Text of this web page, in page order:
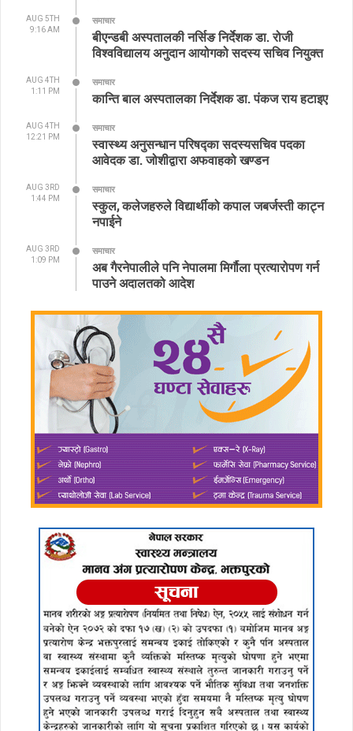
AUG 5TH
9:16 AM
समाचार
बीएन्डबी अस्पतालकी नर्सिङ निर्देशक डा. रोजी
विश्वविद्यालय अनुदान आयोगको सदस्य सचिव नियुक्त
AUG 4TH
1:11 PM
समाचार
कान्ति बाल अस्पतालका निर्देशक डा. पंकज राय हटाइए
AUG 4TH
12:21 PM
समाचार
स्वास्थ्य अनुसन्धान परिषद्का सदस्यसचिव पदका
आवेदक डा. जोशीद्वारा अफवाहको खण्डन
AUG 3RD
1:44 PM
समाचार
स्कुल, कलेजहरुले विद्यार्थीको कपाल जबर्जस्ती काट्न
नपाईने
AUG 3RD
1:09 PM
समाचार
अब गैरनेपालीले पनि नेपालमा मिर्गौला प्रत्यारोपण गर्न
पाउने अदालतको आदेश